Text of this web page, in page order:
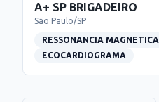
A+ SP BRIGADEIRO
São Paulo/SP
RESSONANCIA MAGNETICA
ECOCARDIOGRAMA